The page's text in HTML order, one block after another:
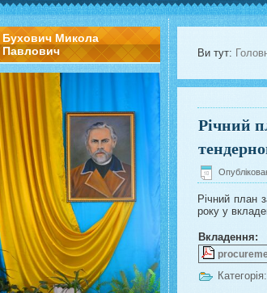
Бухович Микола
Павлович
Ви тут:
Річний
Річний план
року у
Вкладення:
Категорія: